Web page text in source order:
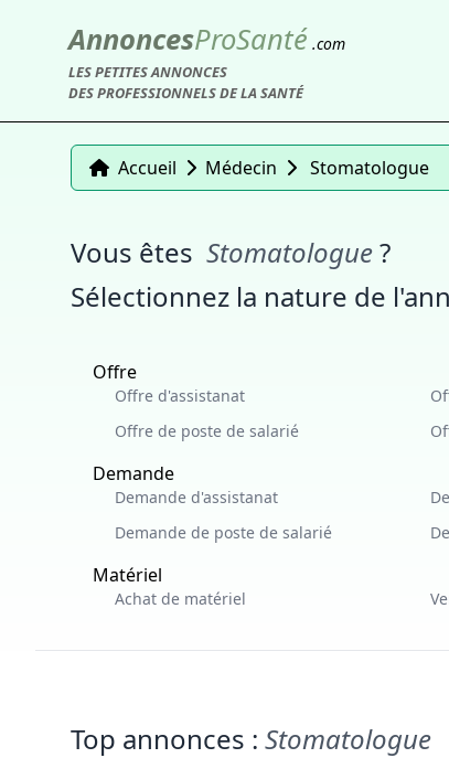
AnnoncesProSanté .com
LES PETITES ANNONCES
DES PROFESSIONNELS DE LA SANTÉ
Accueil Médecin Stomatologue
Vous êtes Stomatologue?
Sélectionnez la nature de
Offre
Offre d'assistanat
Offre de poste de salarié
Demande
Demande d'assistanat
Demande de poste de salarié
Matériel
Achat de matériel
Top annonces : Stomatologue